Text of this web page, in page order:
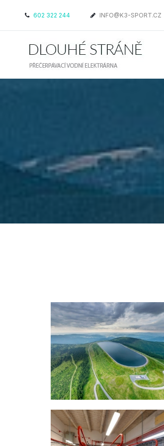
602 322 244 INFO@K3-SPORT.CZ